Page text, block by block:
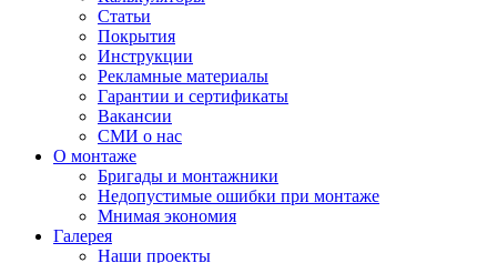
Статьи
Покрытия
Инструкции
Рекламные материалы
Гарантии и сертификаты
Вакансии
СМИ о нас
О монтаже
Бригады и монтажники
Недопустимые ошибки при монтаже
Мнимая экономия
Галерея
Наши проекты